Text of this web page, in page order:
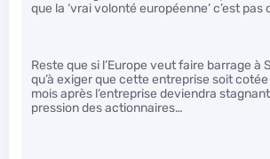
que la ‘vrai volonté européenne’ c’est pas
Reste que si l’Europe veut faire barrage à
qu’à exiger que cette entreprise soit
mois après l’entreprise deviendra
pression des actionnaires…